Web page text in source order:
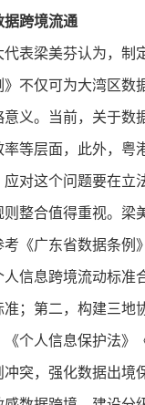
跨境流通
梁美芬认为，制
不仅可为大湾区数
义。当前，关于数
等层面，此外，粤
对这个问题要在立
整合值得重视。梁
《广东省数据条例
人信息跨境流动标
；第二，构建三地
个人信息保护法》
突，强化数据出境